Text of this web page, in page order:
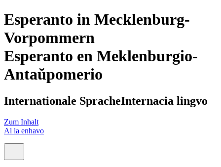
Esperanto in Mecklenburg-
Vorpommern
Esperanto en Meklenburgio-
Antaŭpomerio
Internationale SpracheInternacia lingvo
Zum Inhalt
Al la enhavo